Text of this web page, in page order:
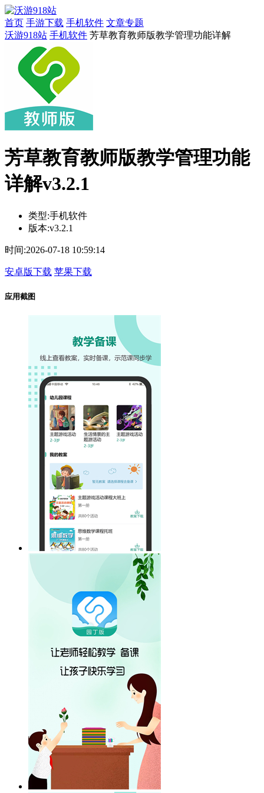
首页 手游下载 手机软件 文章专题
沃游918站 手机软件 芳草教育教师版教学管理功能详解
芳草教育教师版教学管理功能
详解v3.2.1
类型:手机软件
版本:v3.2.1
时间:2026-07-18 10:59:14
安卓版下载 苹果下载
应用截图